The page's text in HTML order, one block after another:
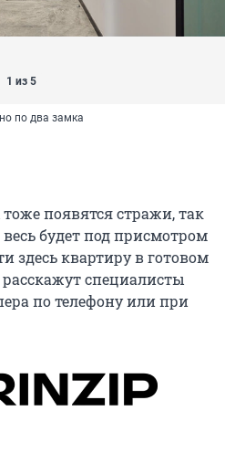
1 из 5
по два замка
появятся стражи, так
будет под присмотром
здесь квартиру в готовом
специалисты
по телефону или при